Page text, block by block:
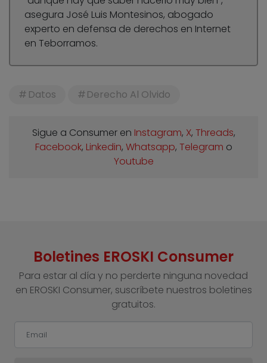
asegura José Luis Montesinos, abogado
experto en defensa de derechos en Internet
en Teborramos.
Datos Derecho Al Olvido
Sigue a Consumer en Instagram, X, Threads,
Facebook, Linkedin, Whatsapp, Telegram o
Youtube
Boletines EROSKI Consumer
Para estar al día y no perderte ninguna novedad
en EROSKI Consumer, suscríbete nuestros boletines
gratuitos.